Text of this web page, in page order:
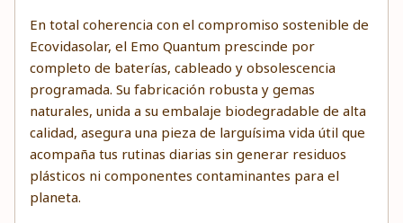
En total coherencia con el compromiso sostenible de
Ecovidasolar, el Emo Quantum prescinde por
completo de baterías, cableado y obsolescencia
programada. Su fabricación robusta y gemas
naturales, unida a su embalaje biodegradable de alta
calidad, asegura una pieza de larguísima vida útil que
acompaña tus rutinas diarias sin generar residuos
plásticos ni componentes contaminantes para el
planeta.